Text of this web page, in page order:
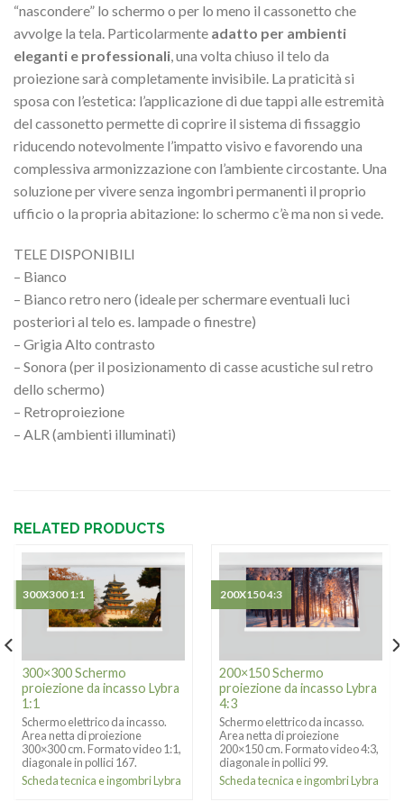
“nascondere” lo schermo o per lo meno il cassonetto che
avvolge la tela. Particolarmente adatto per ambienti
eleganti e professionali , una volta chiuso il telo da
proiezione sarà completamente invisibile. La praticità si
sposa con l’estetica: l’applicazione di due tappi alle estremità
del cassonetto permette di coprire il sistema di fissaggio
riducendo notevolmente l’impatto visivo e favorendo una
complessiva armonizzazione con l’ambiente circostante. Una
soluzione per vivere senza ingombri permanenti il proprio
ufficio o la propria abitazione: lo schermo c’è ma non si vede.
TELE DISPONIBILI
– Bianco
– Bianco retro nero (ideale per schermare eventuali luci
posteriori al telo es. lampade o finestre)
– Grigia Alto contrasto
– Sonora (per il posizionamento di casse acustiche sul retro
dello schermo)
– Retroproiezione
– ALR (ambienti illuminati)
RELATED PRODUCTS
300×300 Schermo
proiezione da incasso Lybra
1:1
Schermo elettrico da incasso.
Area netta di proiezione
300×300 cm. Formato video 1:1,
diagonale in pollici 167.
Scheda tecnica e ingombri Lybra
300X300 1:1
200×150 Schermo
proiezione da incasso Lybra
4:3
Schermo elettrico da incasso.
Area netta di proiezione
200×150 cm. Formato video 4:3,
diagonale in pollici 99.
Scheda tecnica e ingombri Lybra
200X150 4:3